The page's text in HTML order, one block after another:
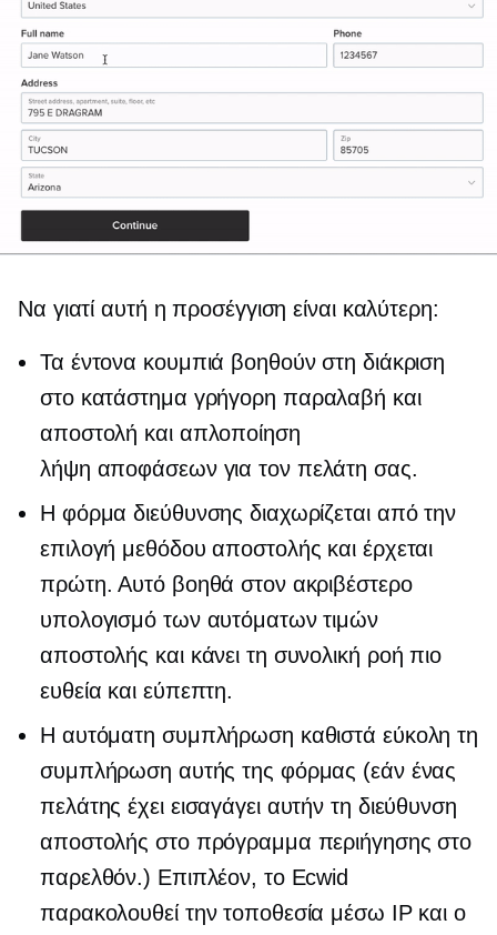
Να γιατί αυτή η προσέγγιση είναι καλύτερη:
Τα έντονα κουμπιά βοηθούν στη διάκριση
στο κατάστημα γρήγορη παραλαβή και
αποστολή και απλοποίηση
λήψη αποφάσεωνγια τον πελάτη σας.
Η φόρμα διεύθυνσης διαχωρίζεται από την
επιλογή μεθόδου αποστολής και έρχεται
πρώτη. Αυτό βοηθά στον ακριβέστερο
υπολογισμό των αυτόματων τιμών
αποστολής και κάνει τη συνολική ροή πιο
ευθεία και εύπεπτη.
Η αυτόματη συμπλήρωση καθιστά εύκολη τη
συμπλήρωση αυτής της φόρμας (εάν ένας
πελάτης έχει εισαγάγει αυτήν τη διεύθυνση
αποστολής στο πρόγραμμα περιήγησης στο
παρελθόν.) Επιπλέον, το Ecwid
παρακολουθεί την τοποθεσία μέσω IP και ο